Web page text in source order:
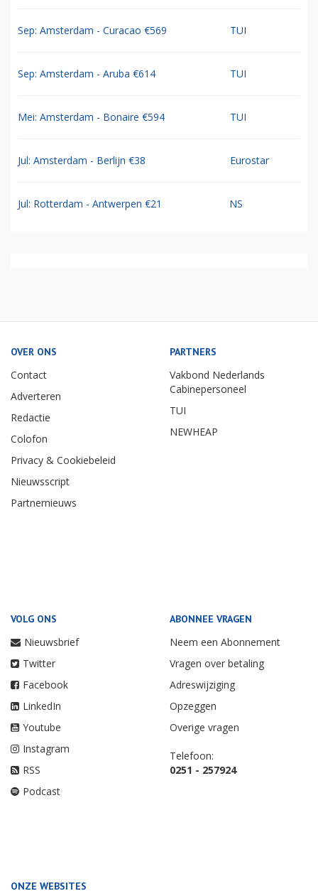
Sep: Amsterdam - Curacao €569 TUI
Sep: Amsterdam - Aruba €614 TUI
Mei: Amsterdam - Bonaire €594 TUI
Jul: Amsterdam - Berlijn €38 Eurostar
Jul: Rotterdam - Antwerpen €21 NS
OVER ONS
Contact
Adverteren
Redactie
Colofon
Privacy & Cookiebeleid
Nieuwsscript
Partnernieuws
PARTNERS
Vakbond Nederlands
Cabinepersoneel
TUI
NEWHEAP
VOLG ONS
Nieuwsbrief
Twitter
Facebook
LinkedIn
Youtube
Instagram
RSS
Podcast
ABONNEE VRAGEN
Neem een Abonnement
Vragen over betaling
Adreswijziging
Opzeggen
Overige vragen
Telefoon:
0251 - 257924
ONZE WEBSITES